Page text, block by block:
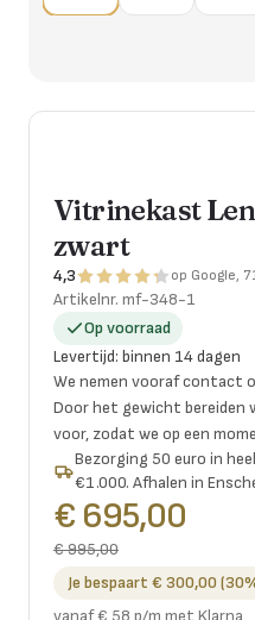
Vitrinekast
zwart
4,3 op Google,
Artikelnr. mf-348-1
Op voorraad
Levertijd: binnen 14 dagen
We nemen vooraf contact
Door het gewicht
voor, zodat we op een
Bezorging 50 euro in
€1.000. Afhalen in
€ 695,00
€ 995,00
Je bespaart € 300,00
vanaf € 58 p/m met Klarna